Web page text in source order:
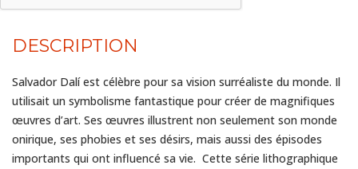
DESCRIPTION
Salvador Dalí est célèbre pour sa vision surréaliste du monde. Il
utilisait un symbolisme fantastique pour créer de magnifiques
œuvres d’art. Ses œuvres illustrent non seulement son monde
onirique, ses phobies et ses désirs, mais aussi des épisodes
importants qui ont influencé sa vie. Cette série lithographique